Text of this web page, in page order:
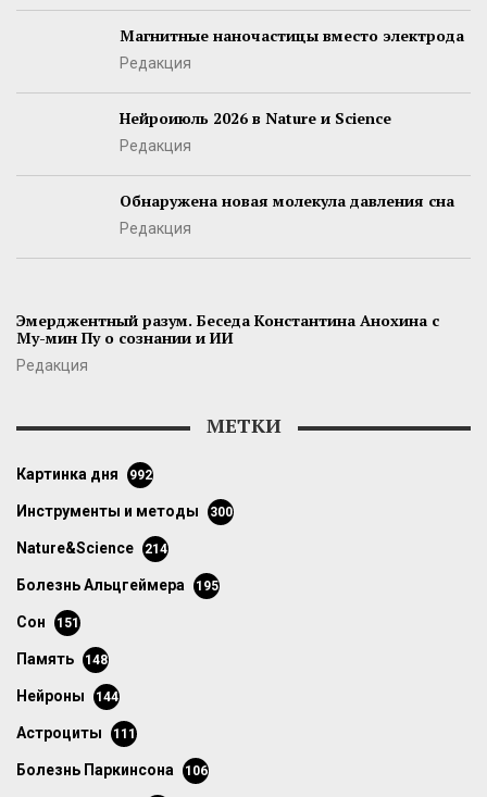
Магнитные наночастицы вместо электрода
Редакция
Нейроиюль 2026 в Nature и Science
Редакция
Обнаружена новая молекула давления сна
Редакция
Эмерджентный разум. Беседа Константина Анохина с
Му-мин Пу о сознании и ИИ
Редакция
МЕТКИ
картинка дня 992
инструменты и методы 300
Nature&Science 214
болезнь Альцгеймера 195
сон 151
память 148
нейроны 144
астроциты 111
болезнь Паркинсона 106